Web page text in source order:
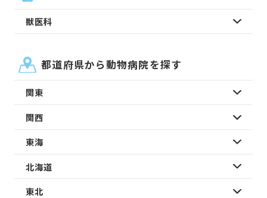
獣医科
都道府県から動物病院を探す
関東
関西
東海
北海道
東北